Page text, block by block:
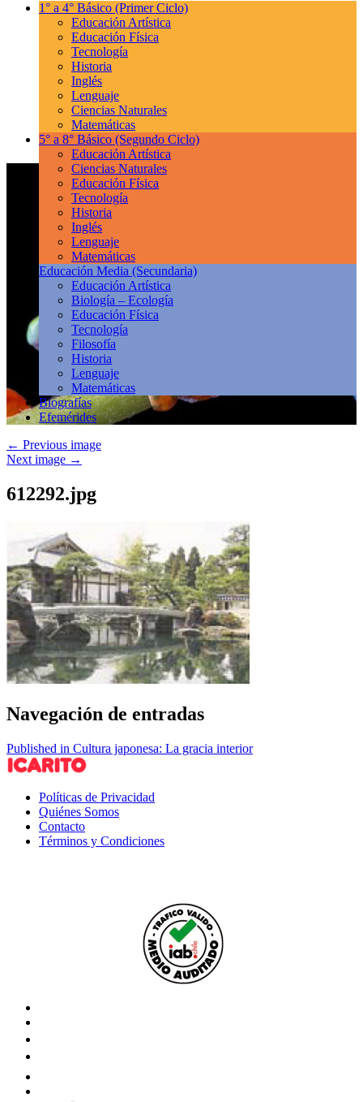
1° a 4° Básico (Primer Ciclo)
Educación Artística
Educación Física
Tecnología
Historia
Inglés
Lenguaje
Ciencias Naturales
Matemáticas
5° a 8° Básico (Segundo Ciclo)
Educación Artística
Ciencias Naturales
Educación Física
Tecnología
Historia
Inglés
Lenguaje
Matemáticas
Educación Media (Secundaria)
Educación Artística
Biología – Ecología
Educación Física
Tecnología
Filosofía
Historia
Lenguaje
Matemáticas
Biografías
Efemérides
← Previous image
Next image →
612292.jpg
Navegación de entradas
Published in Cultura japonesa: La gracia interior
Políticas de Privacidad
Quiénes Somos
Contacto
Términos y Condiciones